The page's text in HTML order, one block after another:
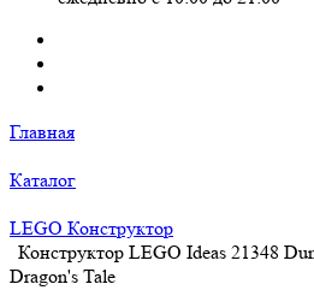
Главная
Каталог
LEGO Конструктор
Конструктор LEGO Ideas 21348
Dragon's Tale